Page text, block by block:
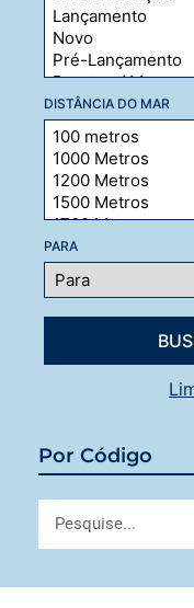
DISTÂNCIA DO MAR
PARA
Por Código